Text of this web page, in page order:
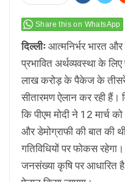
Share this on WhatsApp
दिल्लीः आत्मनिर्भर भारत
प्रभावित अर्थव्यवस्था के
लाख करोड़ के पैकेज के तीसरे
सीतारमण ऐलान कर रही हैं।
कि पीएम मोदी ने 12 मार्च
और डेमोग्राफी की बात
गतिविधियों पर फोकस
जनसंख्या कृषि पर